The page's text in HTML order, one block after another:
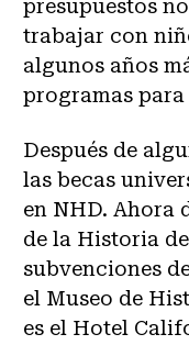
presupuestos
trabajar con
algunos años
programas para
Después de
las becas
en NHD. Ahora
de la Historia
subvenciones
el Museo de
es el Hotel